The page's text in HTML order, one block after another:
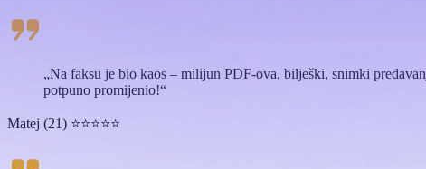
„Na faksu je bio kaos – milijun PDF-ova, bilješki, snimki
potpuno promijenio!“
Matej (21) ⭐⭐⭐⭐⭐